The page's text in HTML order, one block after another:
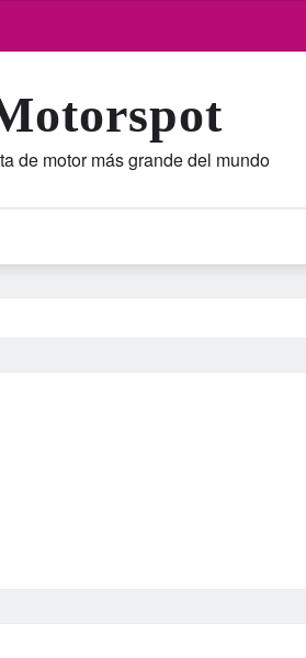
de motor más grande del mundo